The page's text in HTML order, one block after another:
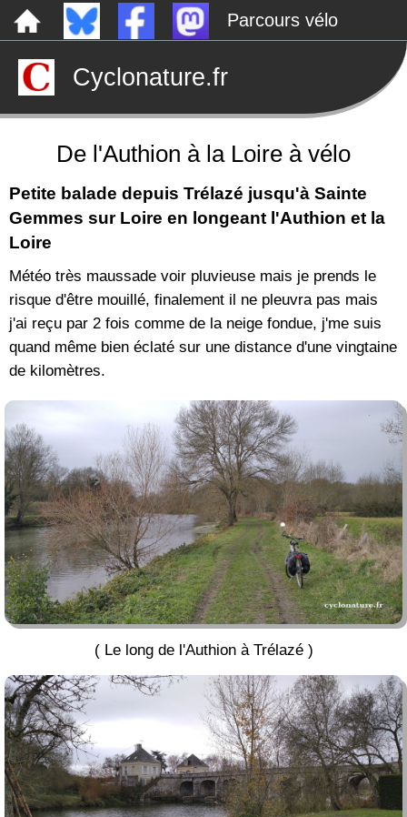
Parcours vélo
Dépôts sauvages
Le canal de Nantes à Brest à vélo
Rechercher
Cyclonature.fr
De l'Authion à la Loire à vélo
Petite balade depuis Trélazé jusqu'à Sainte
Gemmes sur Loire en longeant l'Authion et la
Loire
Météo très maussade voir pluvieuse mais je prends le
risque d'être mouillé, finalement il ne pleuvra pas mais
j'ai reçu par 2 fois comme de la neige fondue, j'me suis
quand même bien éclaté sur une distance d'une vingtaine
de kilomètres.
( Le long de l'Authion à Trélazé )